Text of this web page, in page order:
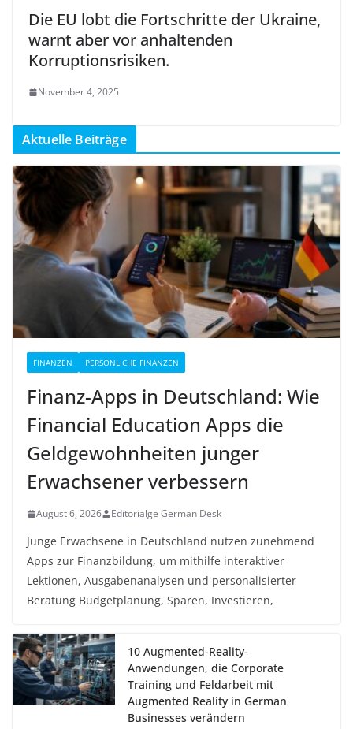
Die EU lobt die Fortschritte der Ukraine,
warnt aber vor anhaltenden
Korruptionsrisiken.
November 4, 2025
Aktuelle Beiträge
FINANZEN PERSÖNLICHE FINANZEN
Finanz-Apps in Deutschland: Wie
Financial Education Apps die
Geldgewohnheiten junger
Erwachsener verbessern
August 6, 2026 Editorialge German Desk
Junge Erwachsene in Deutschland nutzen zunehmend
Apps zur Finanzbildung, um mithilfe interaktiver
Lektionen, Ausgabenanalysen und personalisierter
Beratung Budgetplanung, Sparen, Investieren,
10 Augmented-Reality-
Anwendungen, die Corporate
Training und Feldarbeit mit
Augmented Reality in German
Businesses verändern